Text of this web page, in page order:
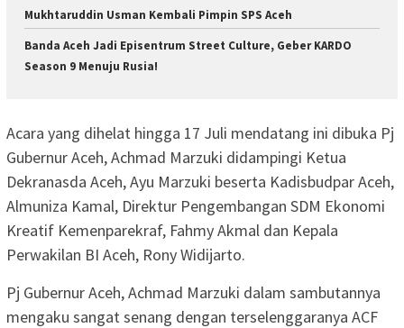
Mukhtaruddin Usman Kembali Pimpin SPS Aceh
Banda Aceh Jadi Episentrum Street Culture, Geber KARDO
Season 9 Menuju Rusia!
Acara yang dihelat hingga 17 Juli mendatang ini dibuka Pj
Gubernur Aceh, Achmad Marzuki didampingi Ketua
Dekranasda Aceh, Ayu Marzuki beserta Kadisbudpar Aceh,
Almuniza Kamal, Direktur Pengembangan SDM Ekonomi
Kreatif Kemenparekraf, Fahmy Akmal dan Kepala
Perwakilan BI Aceh, Rony Widijarto.
Pj Gubernur Aceh, Achmad Marzuki dalam sambutannya
mengaku sangat senang dengan terselenggaranya ACF